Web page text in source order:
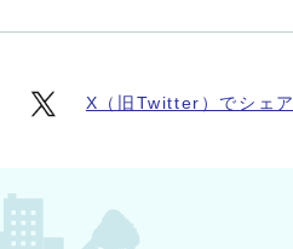
X（旧Twitter）でシェア